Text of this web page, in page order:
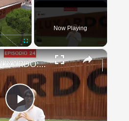
Fullscreen
Now Playing
×
Play
MUSEO LUXARDO: Un Viaggio nel Tempo e nel Gusto